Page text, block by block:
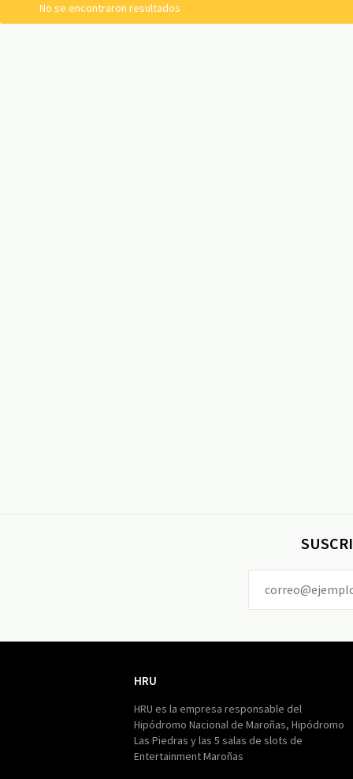
No se encontraron resultados
HRU
HRU es la empresa responsable del
Hipódromo Nacional de Maroñas, Hipódromo
Las Piedras y las 5 salas de slots de
Entertainment Maroñas